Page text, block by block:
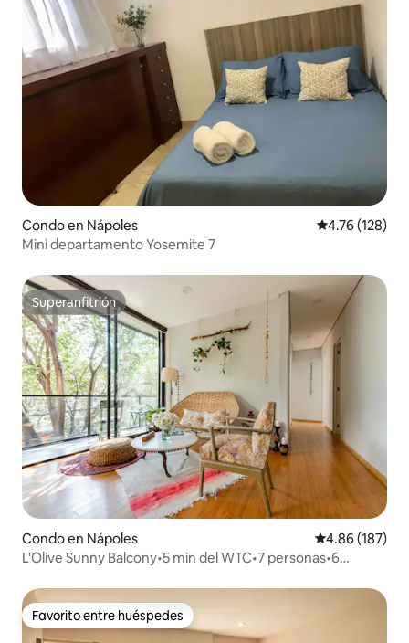
Condo en Nápoles Calificación
4.76 (128)
Mini departamento Yosemite 7
Superanfitrión
Superanfitrión
Condo en Nápoles Calificación
4.86 (187)
L'Olive Sunny Balcony•5 min del WTC•7 personas•6
Favorito entre huéspedes
Favorito entre huéspedes